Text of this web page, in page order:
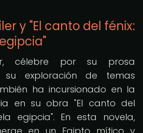
y "El canto del fénix:
célebre por su prosa
exploración de temas
ha incursionado en la
en su obra "El canto del
egipcia". En esta novela,